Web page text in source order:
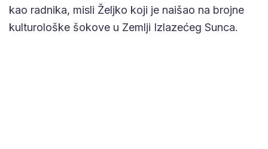
kao radnika, misli Željko koji je naišao na brojne
kulturološke šokove u Zemlji Izlazećeg Sunca.